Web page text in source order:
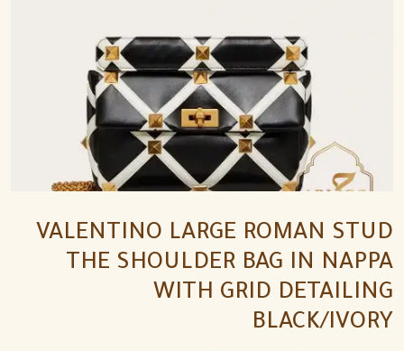
VALENTINO LARGE ROMAN STUD
THE SHOULDER BAG IN NAPPA
WITH GRID DETAILING
BLACK/IVORY